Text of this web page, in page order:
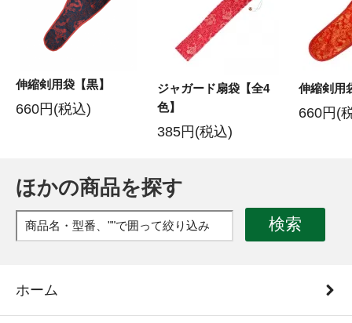
伸縮剣用袋【黒】
660円(税込)
ジャガード扇袋【全4
色】
385円(税込)
伸縮剣用
660円(
ほかの商品を探す
検索
ホーム